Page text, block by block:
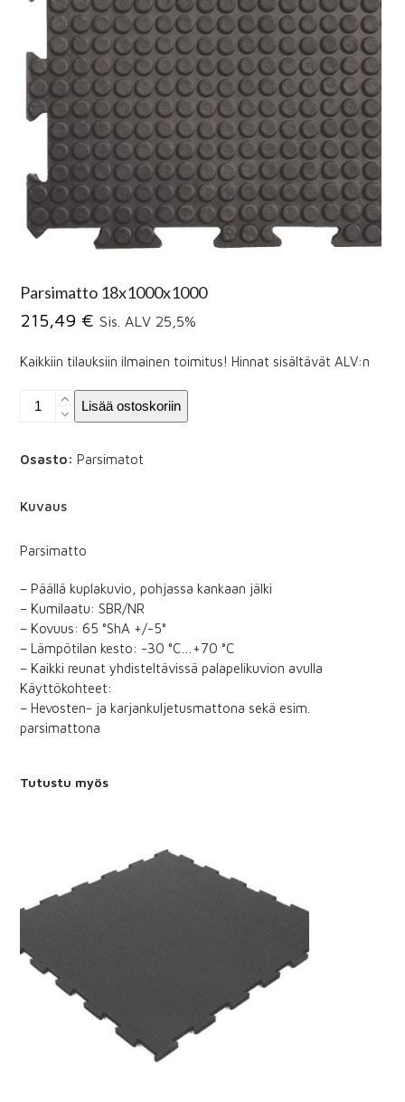
Parsimatto 18x1000x1000
215,49 € Sis. ALV 25,5%
Kaikkiin tilauksiin ilmainen toimitus! Hinnat sisältävät ALV:n
Parsimatto
18x1000x1000
Lisää ostoskoriin
Osasto:Parsimatot
Kuvaus
Parsimatto
– Päällä kuplakuvio, pohjassa kankaan jälki
– Kumilaatu: SBR/NR
– Kovuus: 65 °ShA +/-5°
– Lämpötilan kesto: -30 °C…+70 °C
– Kaikki reunat yhdisteltävissä palapelikuvion avulla
Käyttökohteet:
– Hevosten- ja karjankuljetusmattona sekä esim.
parsimattona
Tutustu myös